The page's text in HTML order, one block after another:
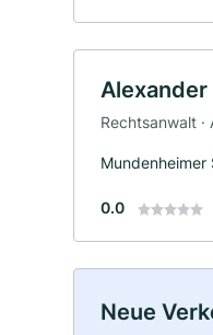
Rechtsanwalt ·
Mundenheimer
0.0
Neue